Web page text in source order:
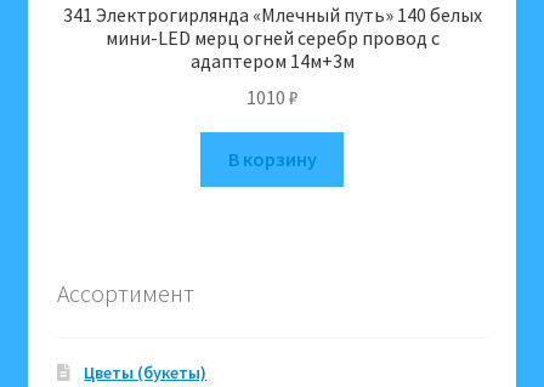
341 Электрогирлянда «Млечный путь» 140 белых
мини-LED мерц огней серебр провод c
адаптером 14м+3м
1010 ₽
В корзину
Ассортимент
Цветы (букеты)